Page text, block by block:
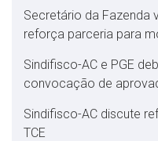
Secretário da Fazenda
reforça parceria para
Sindifisco-AC e PGE
convocação de
Sindifisco-AC discute
TCE